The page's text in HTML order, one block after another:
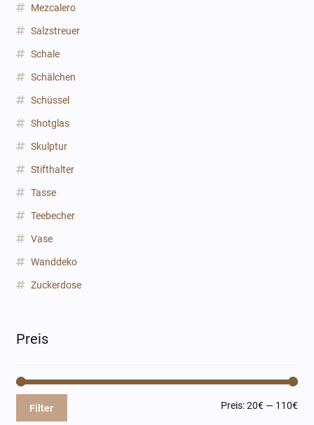
Mezcalero
Salzstreuer
Schale
Schälchen
Schüssel
Shotglas
Skulptur
Stifthalter
Tasse
Teebecher
Vase
Wanddeko
Zuckerdose
Preis
Filter Preis:20€ — 110€